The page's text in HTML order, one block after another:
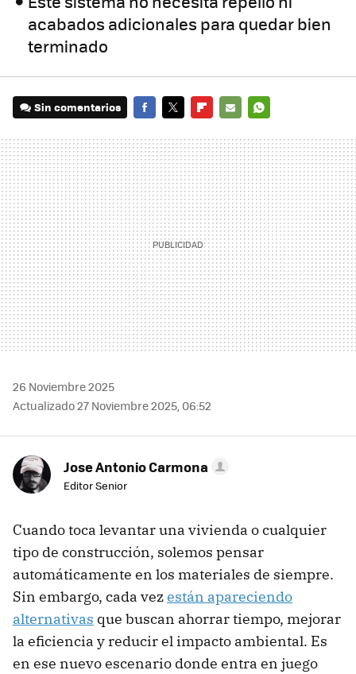
acabados adicionales para quedar bien
terminado
Sin comentarios
MAIL
26 Noviembre 2025
Actualizado 27 Noviembre 2025, 06:52
Jose Antonio Carmona
Editor Senior
Cuando toca levantar una vivienda o cualquier
tipo de construcción, solemos pensar
automáticamente en los materiales de siempre.
Sin embargo, cada vezestán apareciendo
alternativas que buscan ahorrar tiempo, mejorar
la eficiencia y reducir el impacto ambiental. Es
en ese nuevo escenario donde entra en juego